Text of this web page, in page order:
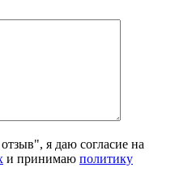
я даю согласие на
и принимаю политику